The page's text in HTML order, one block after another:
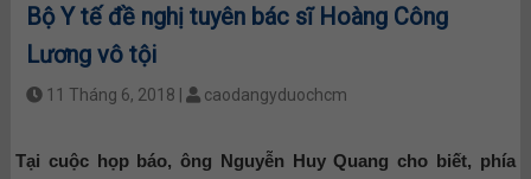
Bộ Y tế đề nghị tuyên bác sĩ Hoàng Công
Lương vô tội
11 Tháng 6, 2018 | caodangyduochcm
Tại cuộc họp báo, ông Nguyễn Huy Quang cho biết, phía